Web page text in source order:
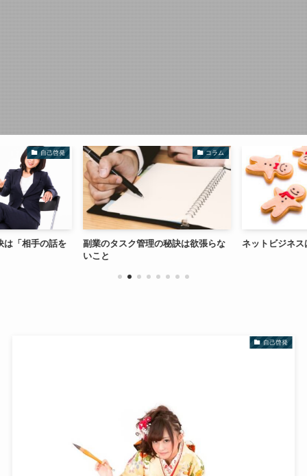
自己啓発
「相手の話を
コラム
副業のタスク管理の秘訣は欲張らな
いこと
ネットビジネス
自己啓発